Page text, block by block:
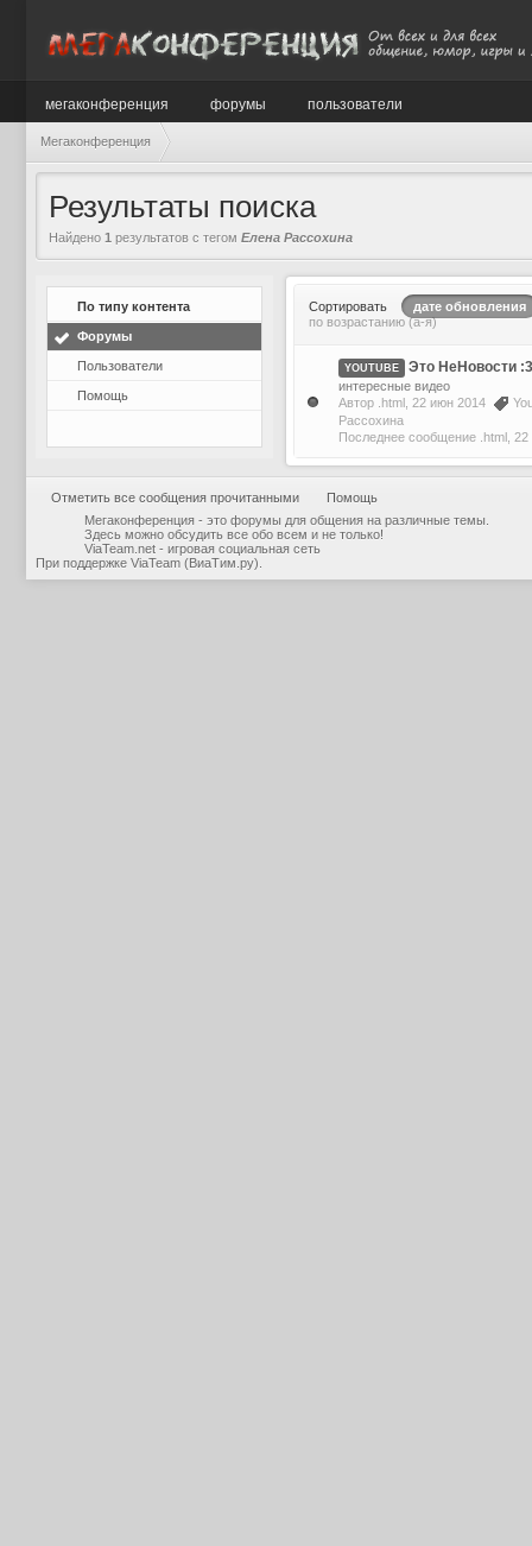
мегаконференция форумы пользователи
Мегаконференция
Результаты поиска
Найдено 1 результатов с тегом Елена Рассохина
По типу контента
Форумы
Пользователи
Помощь
Сортировать
дате обновления
по возрастанию (а-я)
YOUTUBE Это НеНовости :3
интересные видео
Автор .html , 22 июн 2014
Рассохина
Последнее сообщение .html 22
Отметить все сообщения прочитанными
Помощь
Мегаконференция - это форумы для общения на различные темы.
Здесь можно обсудить все обо всем и не только!
ViaTeam.net - игровая социальная сеть
При поддержке ViaTeam (ВиаТим.ру)